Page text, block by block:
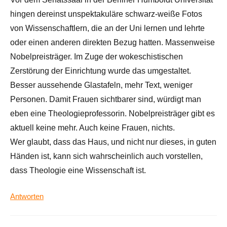
hingen dereinst unspektakuläre schwarz-weiße Fotos
von Wissenschaftlern, die an der Uni lernen und lehrte
oder einen anderen direkten Bezug hatten. Massenweise
Nobelpreisträger. Im Zuge der wokeschistischen
Zerstörung der Einrichtung wurde das umgestaltet.
Besser aussehende Glastafeln, mehr Text, weniger
Personen. Damit Frauen sichtbarer sind, würdigt man
eben eine Theologieprofessorin. Nobelpreisträger gibt es
aktuell keine mehr. Auch keine Frauen, nichts.
Wer glaubt, dass das Haus, und nicht nur dieses, in guten
Händen ist, kann sich wahrscheinlich auch vorstellen,
dass Theologie eine Wissenschaft ist.
Antworten